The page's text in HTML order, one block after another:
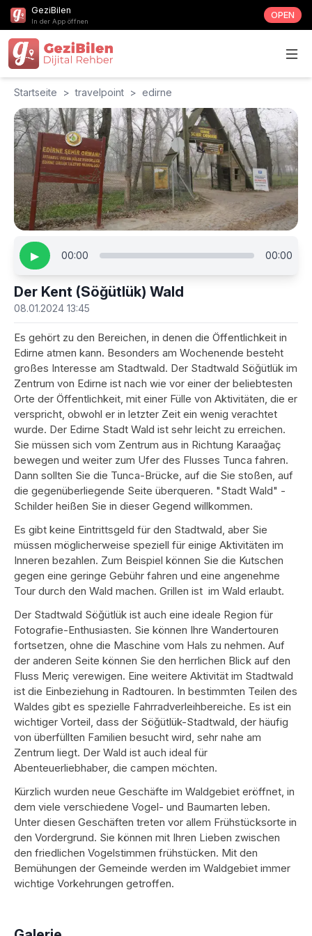
GeziBilen
In der App öffnen
OPEN
Startseite > travelpoint > edirne
▶ 00:00 00:00
Der Kent (Söğütlük) Wald
08.01.2024 13:45
Es gehört zu den Bereichen, in denen die Öffentlichkeit in
Edirne atmen kann. Besonders am Wochenende besteht
großes Interesse am Stadtwald. Der Stadtwald Söğütlük im
Zentrum von Edirne ist nach wie vor einer der beliebtesten
Orte der Öffentlichkeit, mit einer Fülle von Aktivitäten, die er
verspricht, obwohl er in letzter Zeit ein wenig verachtet
wurde. Der Edirne Stadt Wald ist sehr leicht zu erreichen.
Sie müssen sich vom Zentrum aus in Richtung Karaağaç
bewegen und weiter zum Ufer des Flusses Tunca fahren.
Dann sollten Sie die Tunca-Brücke, auf die Sie stoßen, auf
die gegenüberliegende Seite überqueren. "Stadt Wald" -
Schilder heißen Sie in dieser Gegend willkommen.
Es gibt keine Eintrittsgeld für den Stadtwald, aber Sie
müssen möglicherweise speziell für einige Aktivitäten im
Inneren bezahlen. Zum Beispiel können Sie die Kutschen
gegen eine geringe Gebühr fahren und eine angenehme
Tour durch den Wald machen. Grillen ist im Wald erlaubt.
Der Stadtwald Söğütlük ist auch eine ideale Region für
Fotografie-Enthusiasten. Sie können Ihre Wandertouren
fortsetzen, ohne die Maschine vom Hals zu nehmen. Auf
der anderen Seite können Sie den herrlichen Blick auf den
Fluss Meriç verewigen. Eine weitere Aktivität im Stadtwald
ist die Einbeziehung in Radtouren. In bestimmten Teilen des
Waldes gibt es spezielle Fahrradverleihbereiche. Es ist ein
wichtiger Vorteil, dass der Söğütlük-Stadtwald, der häufig
von überfüllten Familien besucht wird, sehr nahe am
Zentrum liegt. Der Wald ist auch ideal für
Abenteuerliebhaber, die campen möchten.
Kürzlich wurden neue Geschäfte im Waldgebiet eröffnet, in
dem viele verschiedene Vogel- und Baumarten leben.
Unter diesen Geschäften treten vor allem Frühstücksorte in
den Vordergrund. Sie können mit Ihren Lieben zwischen
den friedlichen Vogelstimmen frühstücken. Mit den
Bemühungen der Gemeinde werden im Waldgebiet immer
wichtige Vorkehrungen getroffen.